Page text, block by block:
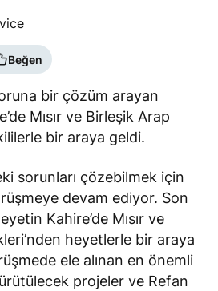
Beğen
bir çözüm arayan
Mısır ve Birleşik Arap
bir araya geldi.
sorunları çözebilmek için
devam ediyor. Son
Kahire’de Mısır ve
heyetlerle bir araya
ele alınan en önemli
projeler ve Refan